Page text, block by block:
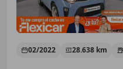
02/2022 28.638 km